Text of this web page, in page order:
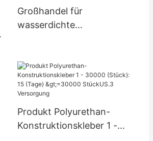
Großhandel für
wasserdichte
Produkt Polyurethan-
Konstruktionskleber 1 -